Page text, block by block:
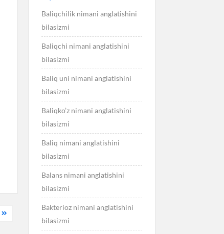
Baliqchilik nimani anglatishini
bilasizmi
Baliqchi nimani anglatishini
bilasizmi
Baliq uni nimani anglatishini
bilasizmi
Baliqko’z nimani anglatishini
bilasizmi
Baliq nimani anglatishini
bilasizmi
Balans nimani anglatishini
bilasizmi
Bakterioz nimani anglatishini
bilasizmi